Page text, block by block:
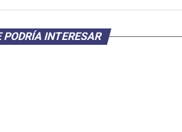
PODRÍA INTERESAR